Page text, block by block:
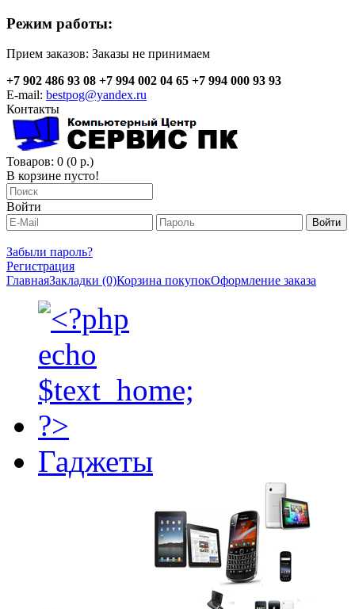
Режим работы:
Прием заказов: Заказы не принимаем
+7 902 486 93 08 +7 994 002 04 65 +7 994 000 93 93
E-mail: bestpog@yandex.ru
Контакты
Товаров: 0 (0 р.)
В корзине пусто!
Войти
Забыли пароль?
Регистрация
ГлавнаяЗакладки (0)Корзина покупокОформление заказа
Гаджеты